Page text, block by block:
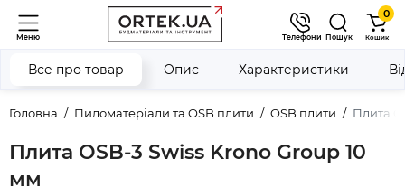
Меню Телефони Пошук
0
Кошик
Головна Пиломатеріали та OSB плити OSB плити Плита
Плита OSB-3 Swiss Krono Group 10
мм
Все про товар Опис Характеристики